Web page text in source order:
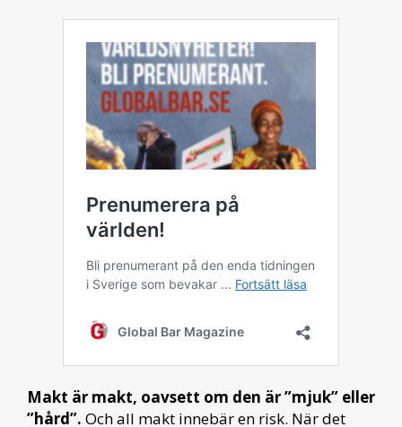
Makt är makt, oavsett om den är ”mjuk” eller
”hård”. Och all makt innebär en risk. När det